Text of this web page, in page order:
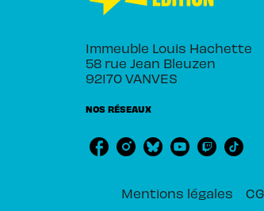
Immeuble Louis Hachette
58 rue Jean Bleuzen
92170 VANVES
NOS RÉSEAUX
Mentions légales